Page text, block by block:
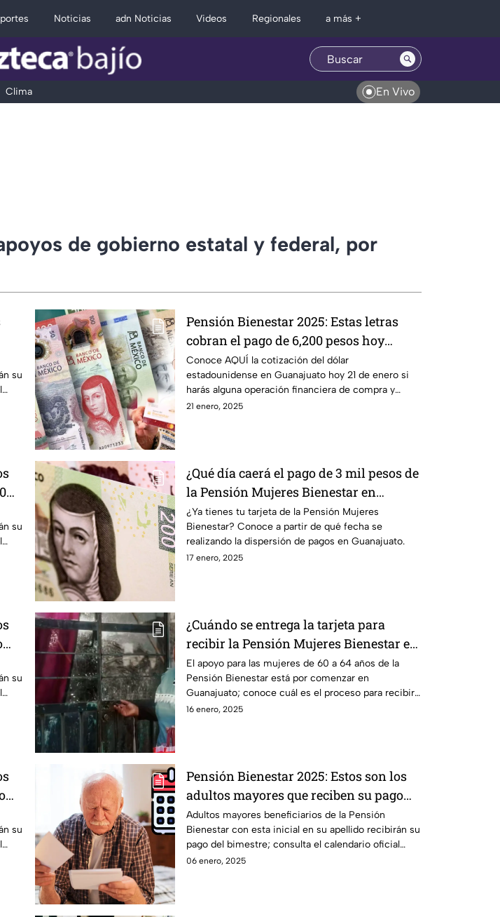
Noticias adn Noticias Videos Regionales a más +
Clima En Vivo
de gobierno estatal y federal, por
su
Pensión Bienestar 2025: Estas letras
cobran el pago de 6,200 pesos hoy
martes 21 de enero en Guanajuato
Conoce AQUÍ la cotización del dólar
estadounidense en Guanajuato hoy 21 de enero si
harás alguna operación financiera de compra y
venta o de inversión.
21 enero, 2025
su
¿Qué día caerá el pago de 3 mil pesos de
la Pensión Mujeres Bienestar en
Guanajuato? Conoce la fecha
¿Ya tienes tu tarjeta de la Pensión Mujeres
Bienestar? Conoce a partir de qué fecha se
realizando la dispersión de pagos en Guanajuato.
17 enero, 2025
su
¿Cuándo se entrega la tarjeta para
recibir la Pensión Mujeres Bienestar en
Guanajuato? Esta es la fecha
El apoyo para las mujeres de 60 a 64 años de la
Pensión Bienestar está por comenzar en
Guanajuato; conoce cuál es el proceso para recibir
la tarjeta.
16 enero, 2025
su
Pensión Bienestar 2025: Estos son los
adultos mayores que reciben su pago
hoy 6 de enero, en Día de Reyes
Adultos mayores beneficiarios de la Pensión
Bienestar con esta inicial en su apellido recibirán su
pago del bimestre; consulta el calendario oficial
aquí.
06 enero, 2025